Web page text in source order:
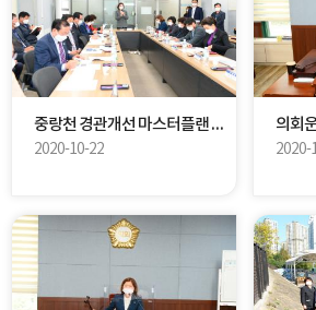
중랑천 경관개선 마스터플랜 용역설명회
2020-10-22
의회
2020-